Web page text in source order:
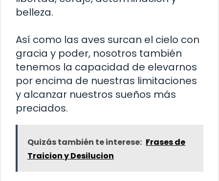
belleza.
Así como las aves surcan el cielo con
gracia y poder, nosotros también
tenemos la capacidad de elevarnos
por encima de nuestras limitaciones
y alcanzar nuestros sueños más
preciados.
Quizás también te interese: Frases de
Traicion y Desilucion